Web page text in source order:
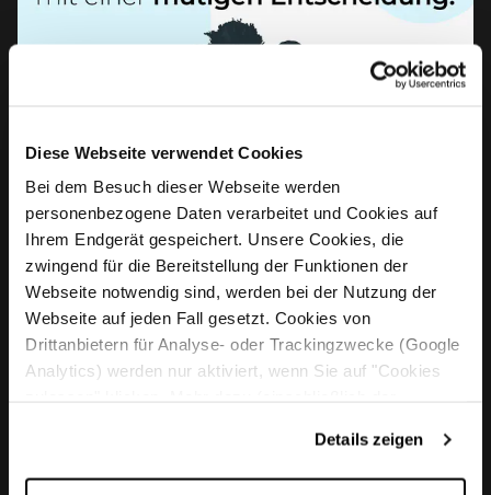
Diese Webseite verwendet Cookies
Bei dem Besuch dieser Webseite werden
personenbezogene Daten verarbeitet und Cookies auf
Ihrem Endgerät gespeichert. Unsere Cookies, die
zwingend für die Bereitstellung der Funktionen der
Webseite notwendig sind, werden bei der Nutzung der
Webseite auf jeden Fall gesetzt. Cookies von
Drittanbietern für Analyse- oder Trackingzwecke (Google
Analytics) werden nur aktiviert, wenn Sie auf "Cookies
Datenschutzerklärung—
Impressum.
Details zeigen